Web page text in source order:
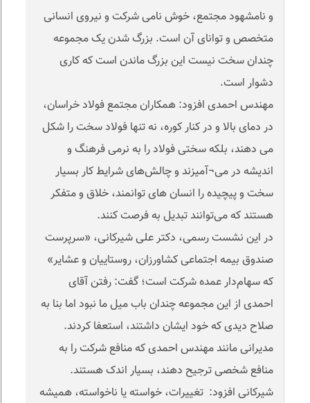
و نامشهود مجتمع، خوش نامی شرکت و نیروی انسانی
متخصص و توانای آن است. بزرگ شدن یک مجموعه
چندان سخت نیست این بزرگ ماندن است که کاری
دشوار است.
مهندس احمدی افزود: همکاران مجتمع فولاد خراسان،
در دمای بالا و در کنار کوره، نه تنها فولاد سخت را شکل
می دهند، بلکه سختی فولاد را به نرمی فرهنگ و
اندیشه در می¬آمیزند و چالش‌های شرایط کار بسیار
سخت و پیچیده را انسان های توانمند، خلاق و متفکر
هستند که می‌توانند تبدیل به فرصت کنند.
در این نشست رسمی، دکتر علی شیرکانی، «سرپرست
صندوق بیمه اجتماعی کشاورزان، روستاییان و عشایر»
که سهام‌دار عمده شرکت است؛ گفت: رفتن آقای
احمدی از این مجموعه چندان باب میل ما نبود اما بنا به
صلاح دیدی که خود ایشان داشتند، استعفا کردند.
مدیرانی مانند مهندس احمدی که منافع شرکت را به
منافع شخصی ترجیح دهند، بسیار اندک هستند.
شیرکانی افزود: تغییرات، خواسته یا ناخواسته، همیشه